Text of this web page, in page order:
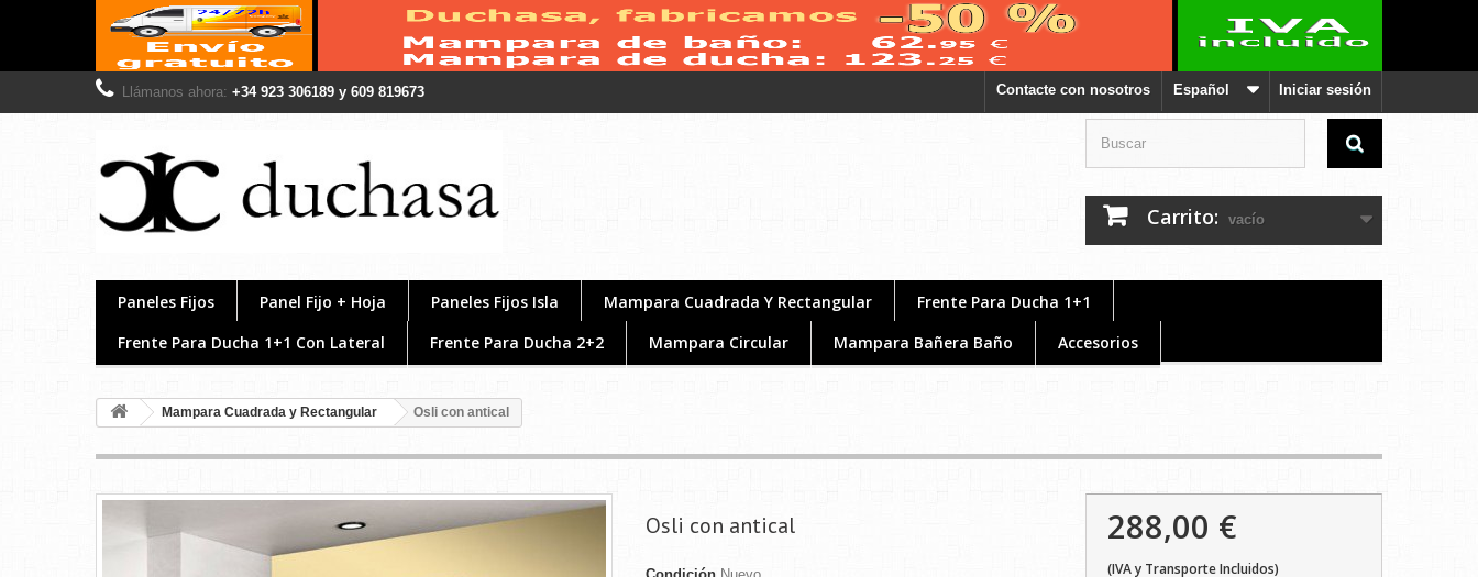
Iniciar sesión
Español
Contacte con nosotros
Llámanos ahora: +34 923 306189 y 609 819673
Carrito: vacío
Paneles Fijos Panel Fijo + Hoja Paneles Fijos Isla Mampara Cuadrada Y Rectangular
Frente Para Ducha 1+1
Frente Para Ducha 1+1 Con Lateral
Frente Para Ducha 2+2 Mampara Circular Mampara Bañera Baño Accesorios
Mampara Cuadrada y Rectangular Osli con antical
Osli con antical 288,00 €
(IVA y Transporte Incluidos)